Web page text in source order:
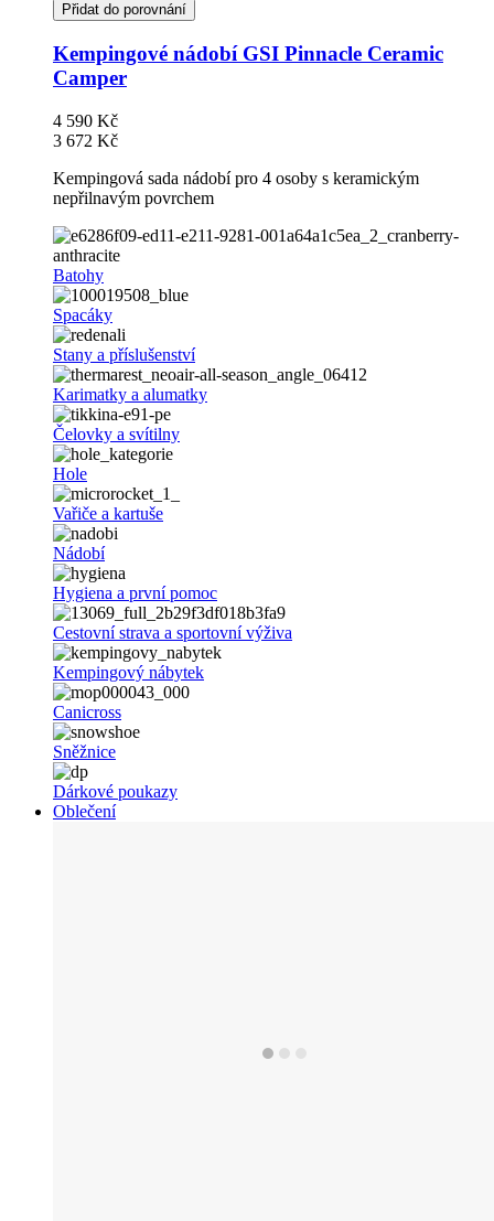
Přidat do porovnání
Kempingové nádobí GSI Pinnacle Ceramic
Camper
4 590 Kč
3 672 Kč
Kempingová sada nádobí pro 4 osoby s keramickým
nepřilnavým povrchem
Batohy
Spacáky
Stany a příslušenství
Karimatky a alumatky
Čelovky a svítilny
Hole
Vařiče a kartuše
Nádobí
Hygiena a první pomoc
Cestovní strava a sportovní výživa
Kempingový nábytek
Canicross
Sněžnice
Dárkové poukazy
Oblečení